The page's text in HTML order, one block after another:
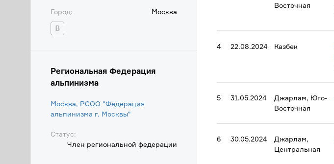
Город: Москва
Региональная Федерация
альпинизма
Москва, РСОО "Федерация
альпинизма г. Москвы"
Статус:
Член региональной федерации
Восточная
4 22.08.2024 Казбек
5 31.05.2024
Джарлам, Юго-
Восточная
6 30.05.2024
Джарлам,
Центральная